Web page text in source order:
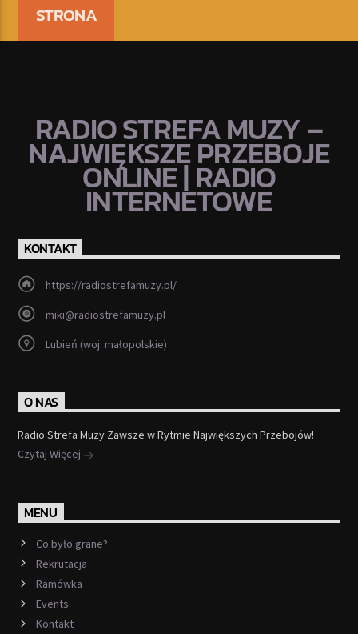
STRONA
RADIO STREFA MUZY –
NAJWIĘKSZE PRZEBOJE
ONLINE | RADIO
INTERNETOWE
KONTAKT
https://radiostrefamuzy.pl/
miki@radiostrefamuzy.pl
Lubień (woj. małopolskie)
O NAS
Radio Strefa Muzy Zawsze w Rytmie Największych Przebojów!
Czytaj Więcej
MENU
Co było grane?
Rekrutacja
Ramówka
Events
Kontakt